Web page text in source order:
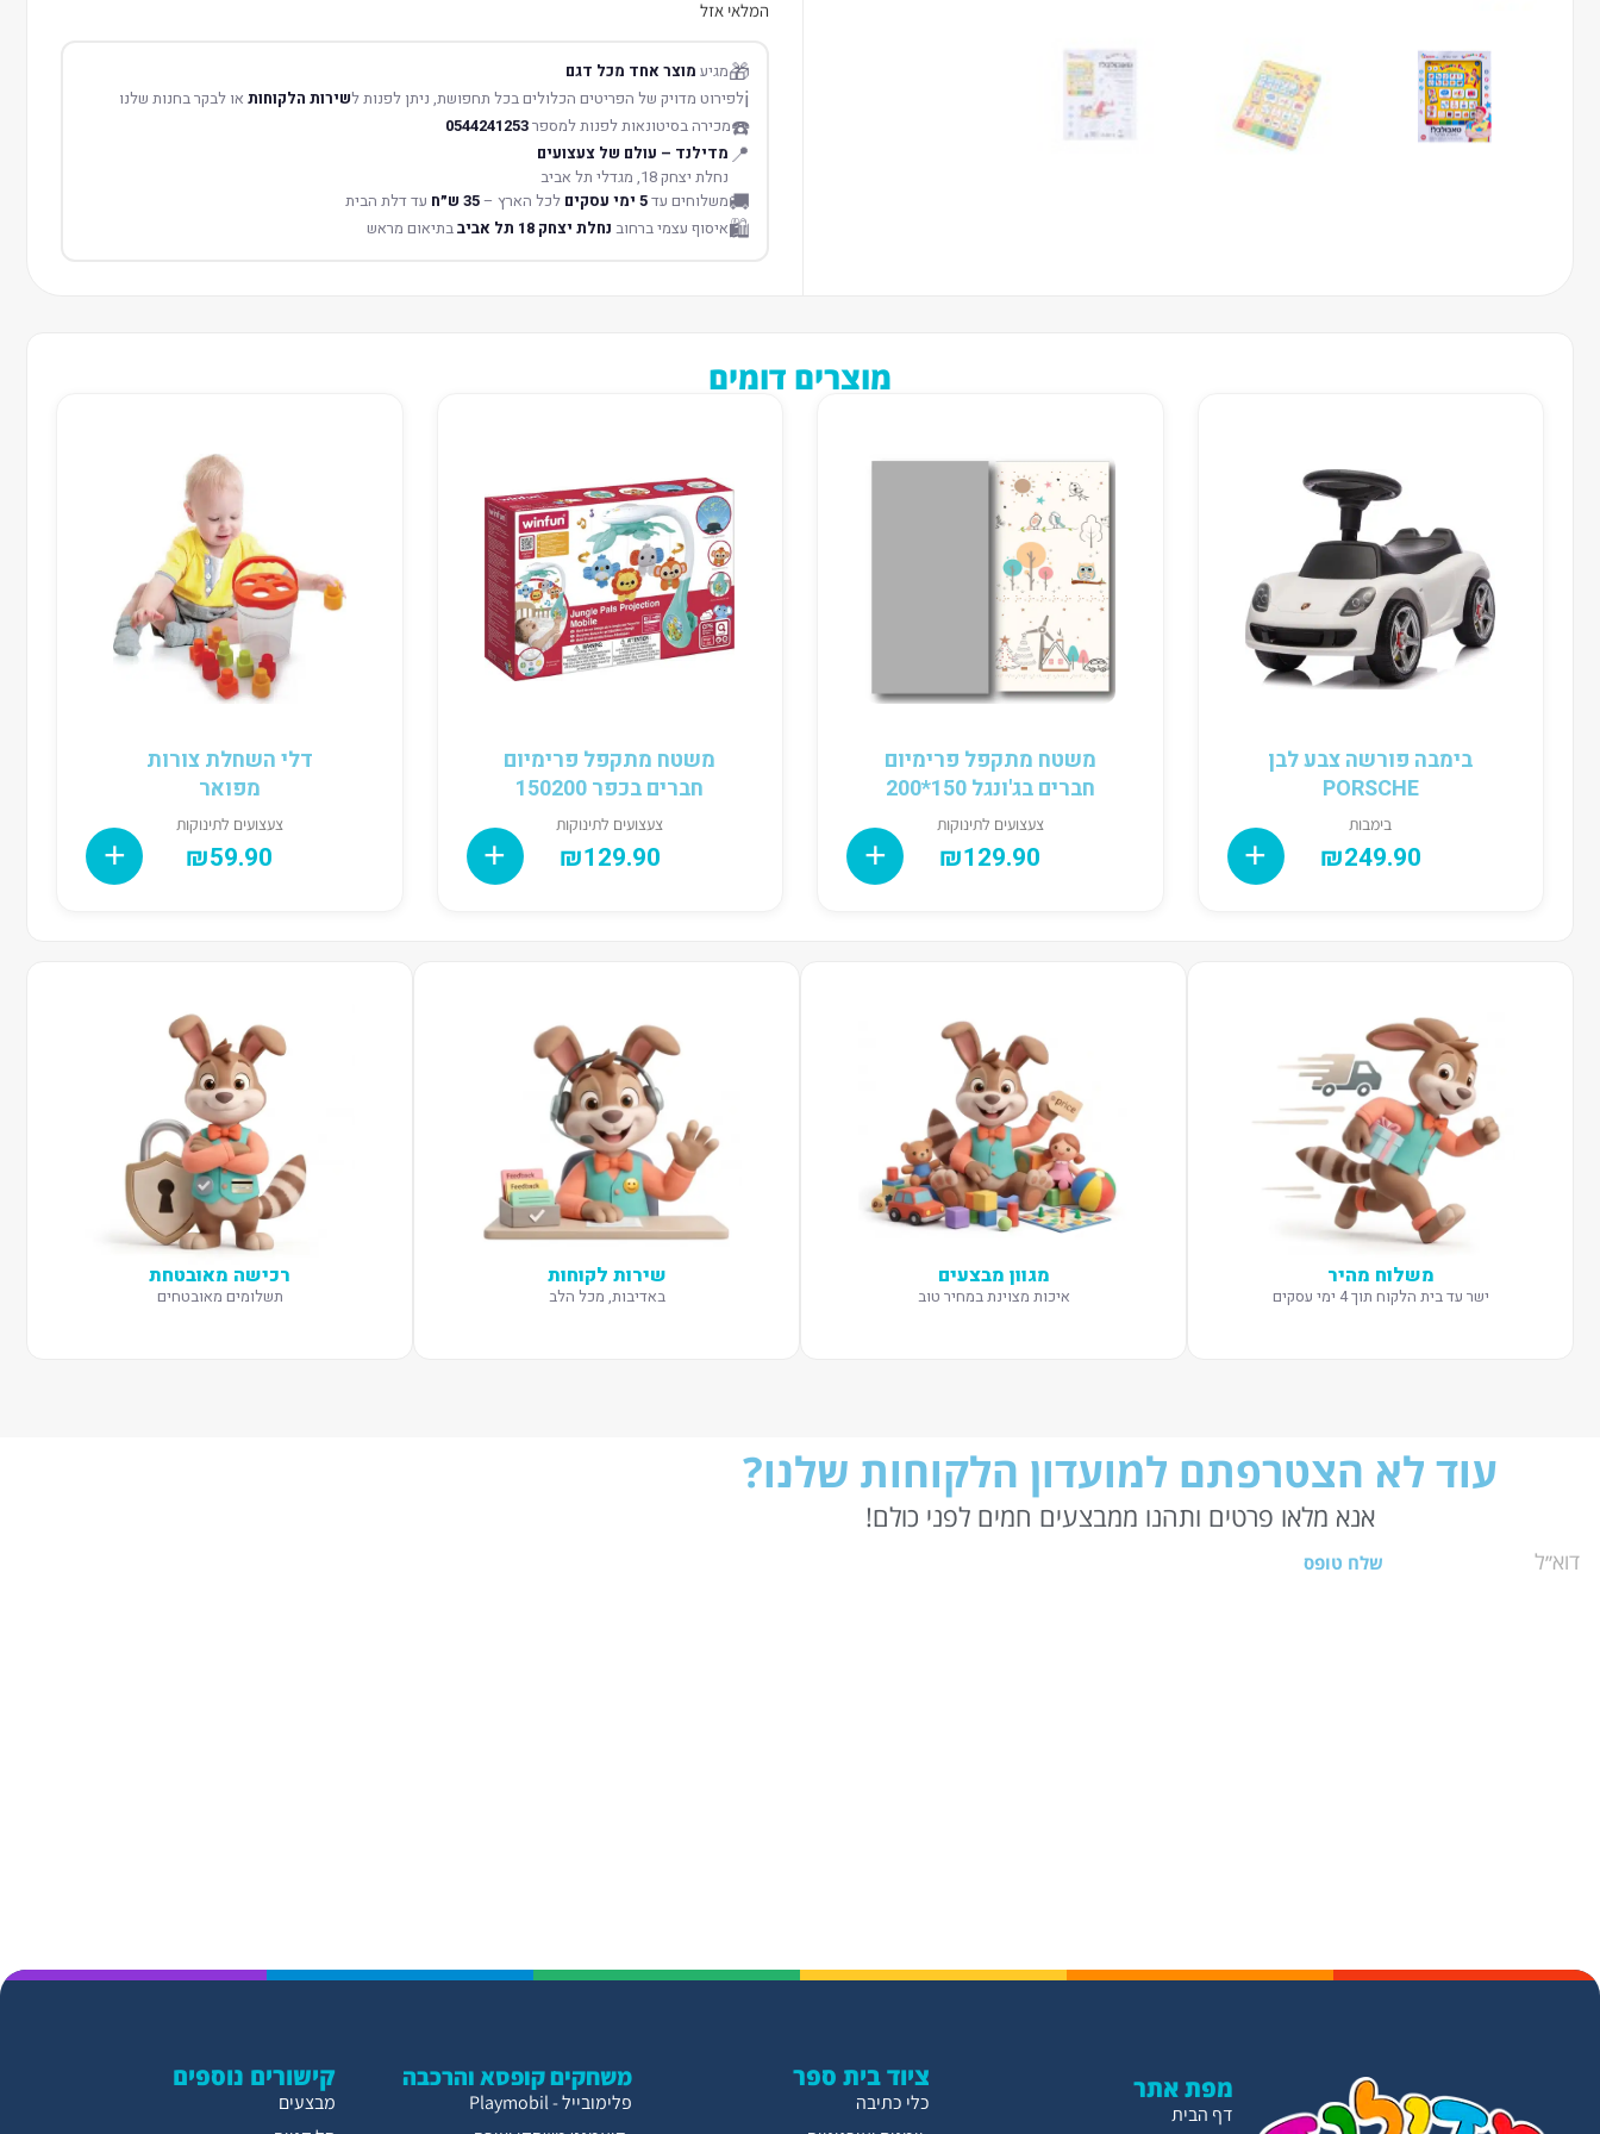
המלאי אזל
🎁מגיע מוצר אחד מכל דגם
ℹ️לפירוט מדויק של הפריטים הכלולים בכל תחפושת, ניתן לפנות לשירות הלקוחותאו לבקר בחנות שלנו
☎️מכירה בסיטונאות לפנות למספר0544241253
📍 מדילנד – עולם של צעצועים
נחלת יצחק 18, מגדלי תל אביב
🚚משלוחים עד5 ימי עסקים לכל הארץ –35 ש״ח עד דלת הבית
🛍️איסוף עצמי ברחוב נחלת יצחק 18 תל אביב בתיאום מראש
מוצרים דומים
בימבה פורשה צבע לבן
PORSCHE
בימבות
₪249.90
משטח מתקפל פרימיום
חברים בג'ונגל 150*200
צעצועים לתינוקות
₪129.90
משטח מתקפל פרימיום
חברים בכפר 150200
צעצועים לתינוקות
₪129.90
דלי השחלת צורות
מפואר
צעצועים לתינוקות
₪59.90
משלוח מהיר
ישר עד בית הלקוח תוך 4 ימי עסקים
מגוון מבצעים
איכות מצוינת במחיר טוב
שירות לקוחות
באדיבות, מכל הלב
רכישה מאובטחת
תשלומים מאובטחים
עוד לא הצטרפתם למועדון הלקוחות שלנו?
אנא מלאו פרטים ותהנו ממבצעים חמים לפני כולם!
שלח טופס
קישורים נוספים
מבצעים
משחקים קופסא והרכבה
פלימובייל - Playmobil
ציוד בית ספר
כלי כתיבה
מפת אתר
דף הבית